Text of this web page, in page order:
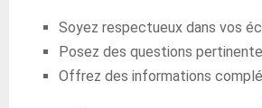
Soyez respectueux dans vos
Posez des questions
Offrez des informations